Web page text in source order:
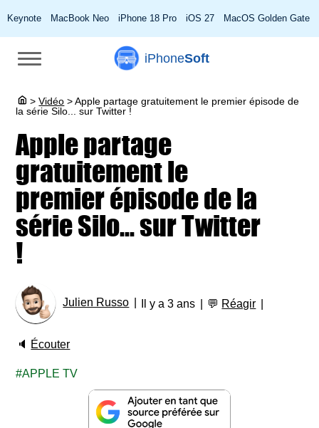
Keynote MacBook Neo iPhone 18 Pro iOS 27 MacOS Golden Gate
iPhoneSoft
> Vidéo >Apple partage gratuitement le premier épisode de
la série Silo... sur Twitter !
Apple partage
gratuitement le
premier épisode de la
série Silo... sur Twitter
!
Julien Russo Il y a 3 ans 💬 Réagir
🔈 Écouter
APPLE TV